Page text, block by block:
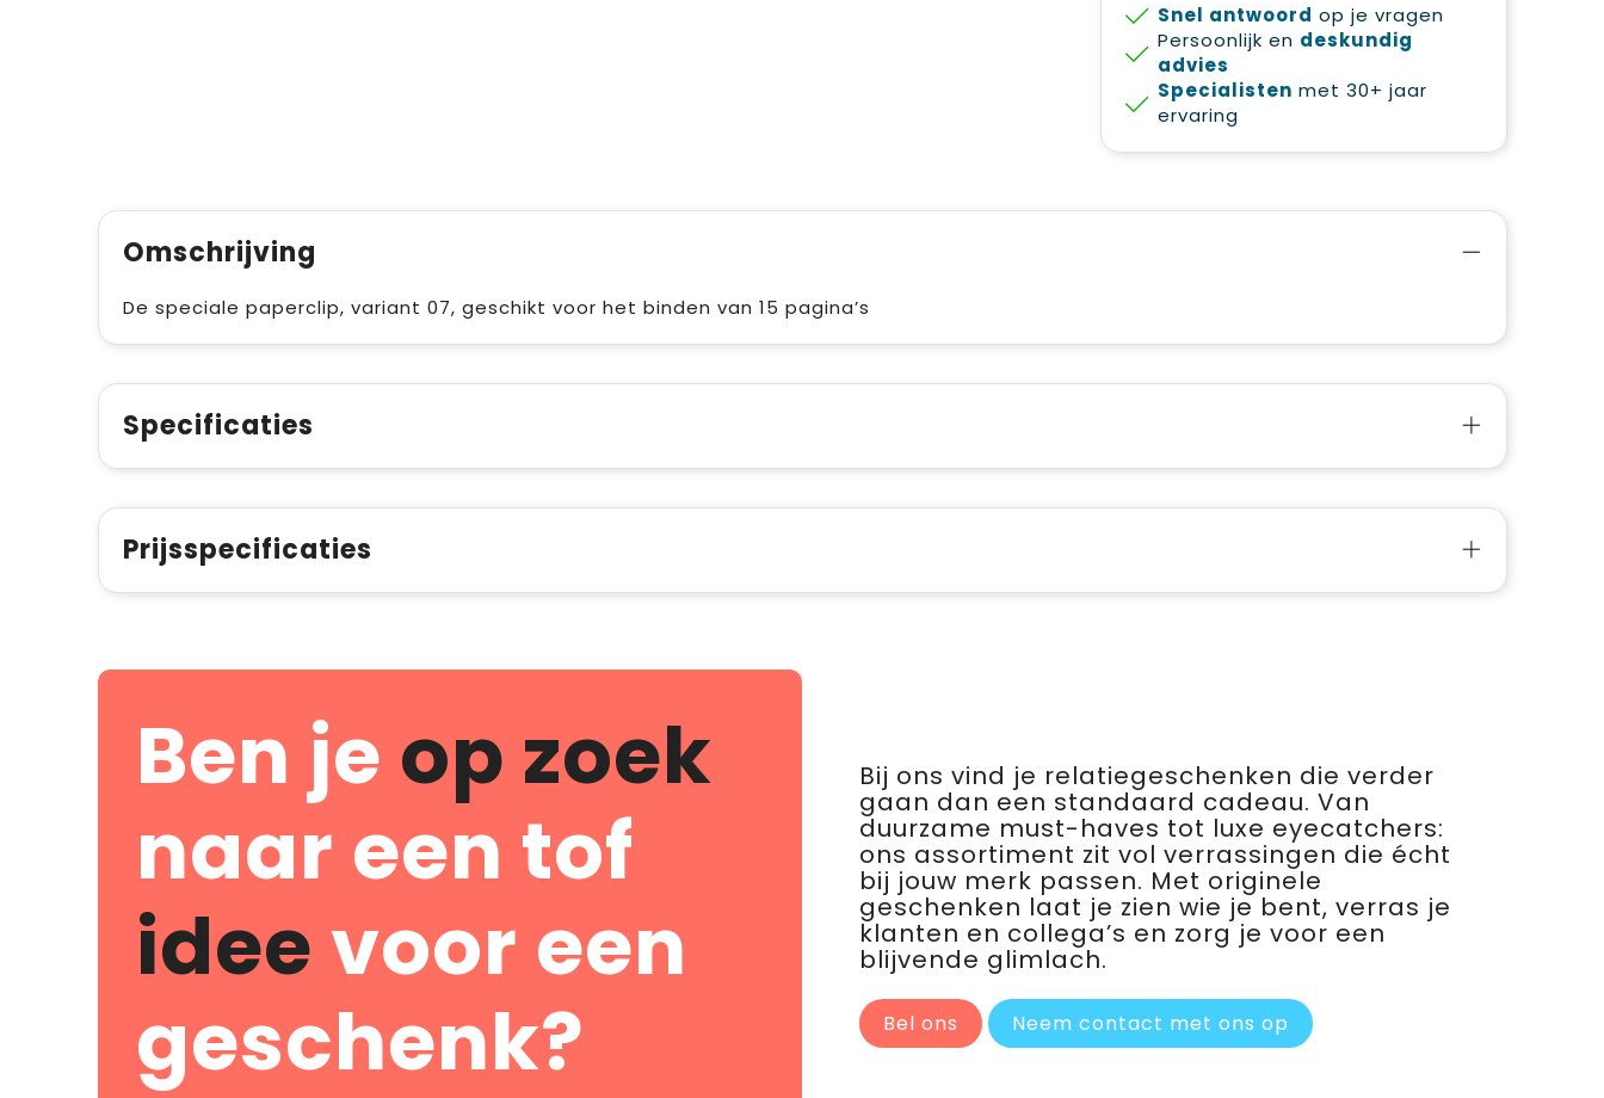
Snel antwoord op je vragen
Persoonlijk en deskundig
advies
Specialisten met 30+ jaar
ervaring
Omschrijving
De speciale paperclip, variant 07, geschikt voor het binden van 15 pagina’s
Specificaties
Prijsspecificaties
Ben je op zoek
naar een tof
ideevoor een
geschenk?
Bij ons vind je relatiegeschenken die verder
gaan dan een standaard cadeau. Van
duurzame must-haves tot luxe eyecatchers:
ons assortiment zit vol verrassingen die écht
bij jouw merk passen. Met originele
geschenken laat je zien wie je bent, verras je
klanten en collega’s en zorg je voor een
blijvende glimlach.
Bel ons Neem contact met ons op